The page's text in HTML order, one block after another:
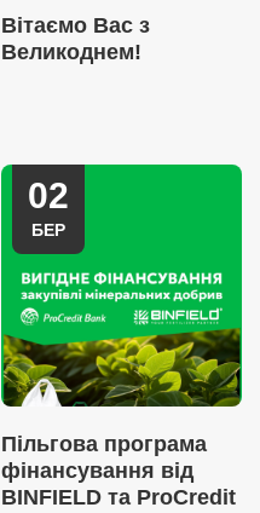
Вітаємо Вас з
Великоднем!
02
БЕР
Пільгова програма
фінансування від
BINFIELD та ProCredit